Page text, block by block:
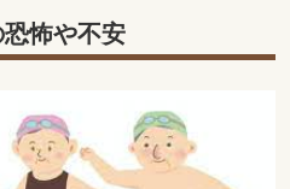
怖や不安